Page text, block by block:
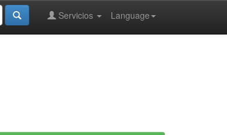
Language
Servicios